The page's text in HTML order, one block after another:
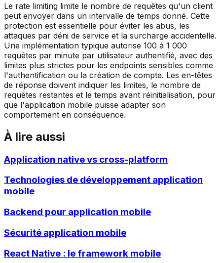
Le rate limiting limite le nombre de requêtes qu'un client
peut envoyer dans un intervalle de temps donné. Cette
protection est essentielle pour éviter les abus, les
attaques par déni de service et la surcharge accidentelle.
Une implémentation typique autorise 100 à 1 000
requêtes par minute par utilisateur authentifié, avec des
limites plus strictes pour les endpoints sensibles comme
l'authentification ou la création de compte. Les en-têtes
de réponse doivent indiquer les limites, le nombre de
requêtes restantes et le temps avant réinitialisation, pour
que l'application mobile puisse adapter son
comportement en conséquence.
À lire aussi
Application native vs cross-platform
Technologies de développement application
mobile
Backend pour application mobile
Sécurité application mobile
React Native : le framework mobile